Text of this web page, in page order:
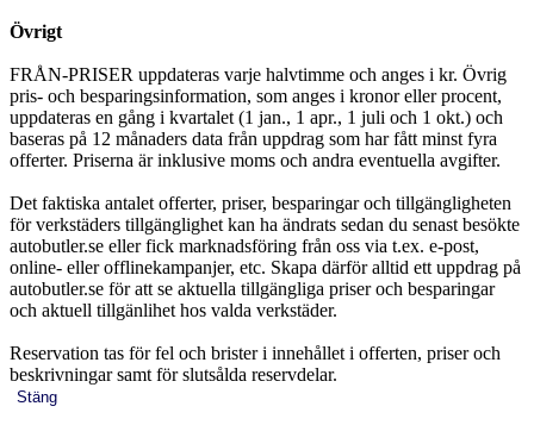
Övrigt
FRÅN-PRISER uppdateras varje halvtimme och anges i kr. Övrig
pris- och besparingsinformation, som anges i kronor eller procent,
uppdateras en gång i kvartalet (1 jan., 1 apr., 1 juli och 1 okt.) och
baseras på 12 månaders data från uppdrag som har fått minst fyra
offerter. Priserna är inklusive moms och andra eventuella avgifter.
Det faktiska antalet offerter, priser, besparingar och tillgängligheten
för verkstäders tillgänglighet kan ha ändrats sedan du senast besökte
autobutler.se eller fick marknadsföring från oss via t.ex. e-post,
online- eller offlinekampanjer, etc. Skapa därför alltid ett uppdrag på
autobutler.se för att se aktuella tillgängliga priser och besparingar
och aktuell tillgänlihet hos valda verkstäder.
Reservation tas för fel och brister i innehållet i offerten, priser och
beskrivningar samt för slutsålda reservdelar.
Stäng